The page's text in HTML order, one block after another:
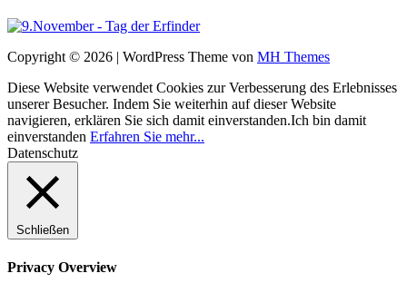
Copyright © 2026 | WordPress Theme von MH Themes
Diese Website verwendet Cookies zur Verbesserung des Erlebnisses
unserer Besucher. Indem Sie weiterhin auf dieser Website
navigieren, erklären Sie sich damit einverstanden.Ich bin damit
einverstanden Erfahren Sie mehr...
Datenschutz
Schließen
Privacy Overview